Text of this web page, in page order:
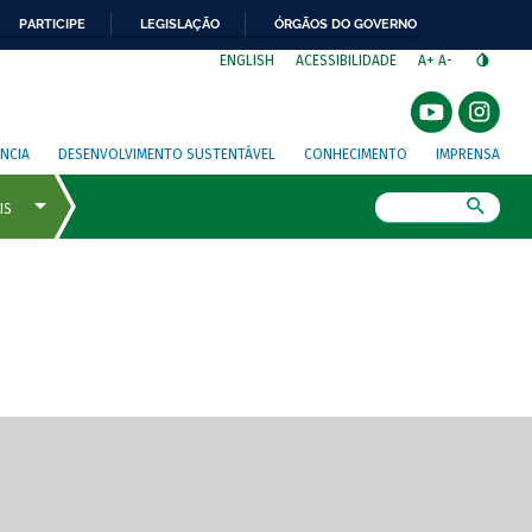
PARTICIPE LEGISLAÇÃO ÓRGÃOS DO GOVERNO
ENGLISH ACESSIBILIDADE A+ A-
DESENVOLVIMENTO SUSTENTÁVEL CONHECIMENTO IMPRENSA
de tela